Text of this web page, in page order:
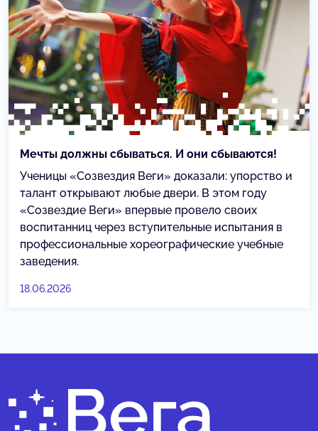
Мечты должны сбываться. И они сбываются!
Ученицы «Созвездия Веги» доказали: упорство и
талант открывают любые двери. В этом году
«Созвездие Веги» впервые провело своих
воспитанниц через вступительные испытания в
профессиональные хореографические учебные
заведения.
18.06.2026